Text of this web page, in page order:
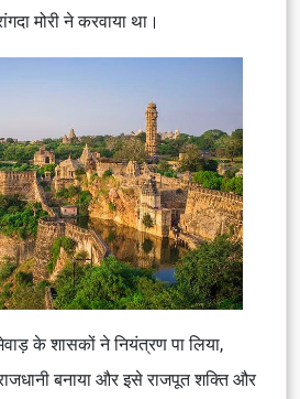
मोरी ने करवाया था।
के शासकों ने नियंत्रण पा लिया,
बनाया और इसे राजपूत शक्ति और